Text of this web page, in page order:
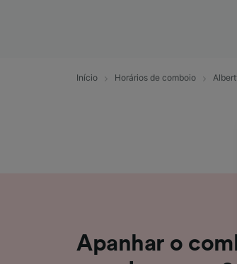
Início Horários de comboio
Apanhar o